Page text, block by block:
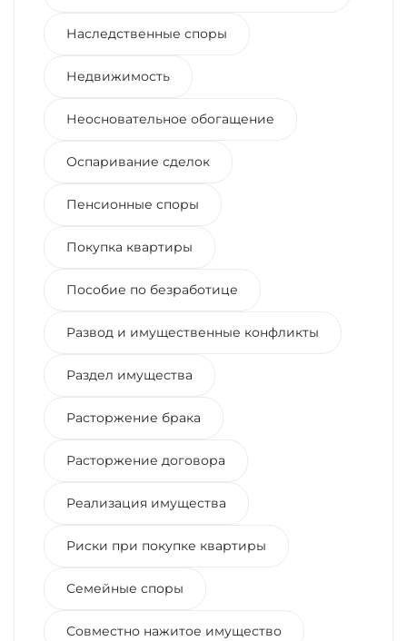
Наследственные споры
Недвижимость
Неосновательное обогащение
Оспаривание сделок
Пенсионные споры
Покупка квартиры
Пособие по безработице
Развод и имущественные конфликты
Раздел имущества
Расторжение брака
Расторжение договора
Реализация имущества
Риски при покупке квартиры
Семейные споры
Совместно нажитое имущество